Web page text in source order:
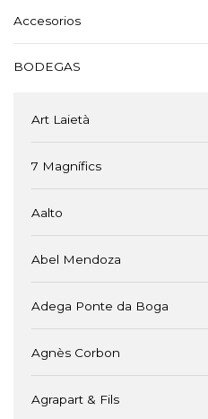
Accesorios
BODEGAS
Art Laietà
7 Magnífics
Aalto
Abel Mendoza
Adega Ponte da Boga
Agnès Corbon
Agrapart & Fils